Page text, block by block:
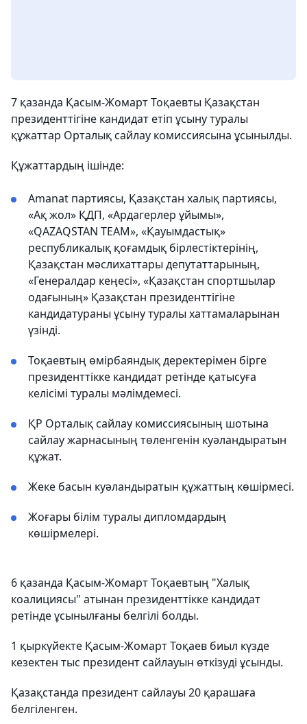
7 қазанда Қасым-Жомарт Тоқаевты Қазақстан
президенттігіне кандидат етіп ұсыну туралы
құжаттар Орталық сайлау комиссиясына ұсынылды.
Құжаттардың ішінде:
Amanat партиясы, Қазақстан халық партиясы,
«Ақ жол» ҚДП, «Ардагерлер ұйымы»,
«QAZAQSTAN TEAM», «Қауымдастық»
республикалық қоғамдық бірлестіктерінің,
Қазақстан мәслихаттары депутаттарының,
«Генералдар кеңесі», «Қазақстан спортшылар
одағының» Қазақстан президенттігіне
кандидатураны ұсыну туралы хаттамаларынан
үзінді.
Тоқаевтың өмірбаяндық деректерімен бірге
президенттікке кандидат ретінде қатысуға
келісімі туралы мәлімдемесі.
ҚР Орталық сайлау комиссиясының шотына
сайлау жарнасының төленгенін куәландыратын
құжат.
Жеке басын куәландыратын құжаттың көшірмесі.
Жоғары білім туралы дипломдардың
көшірмелері.
6 қазанда Қасым-Жомарт Тоқаевтың "Халық
коалициясы" атынан президенттікке кандидат
ретінде ұсынылғаны белгілі болды.
1 қыркүйекте Қасым-Жомарт Тоқаев биыл күзде
кезектен тыс президент сайлауын өткізуді ұсынды.
Қазақстанда президент сайлауы 20 қарашаға
белгіленген.